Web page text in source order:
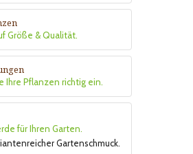
Größe & Qualität.
Ihre Pflanzen richtig ein.
für Ihren Garten.
Gartenschmuck.